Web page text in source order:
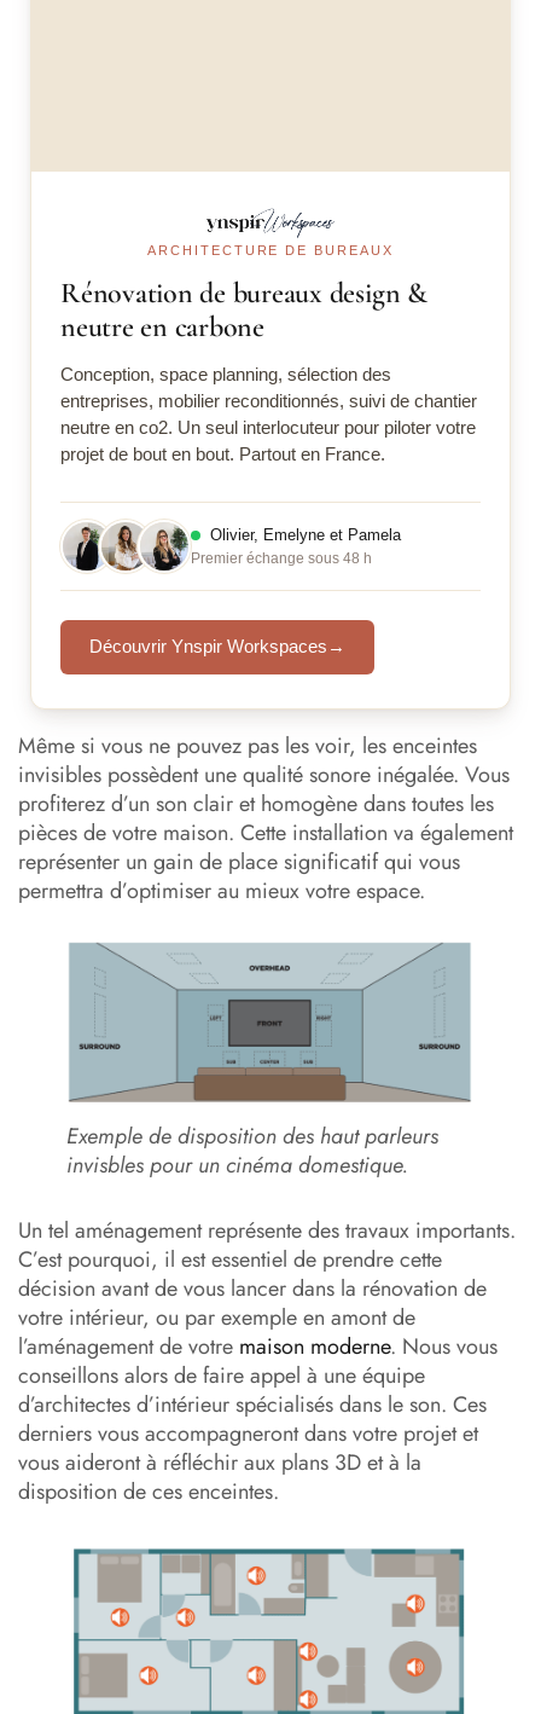
ARCHITECTURE DE BUREAUX
Rénovation de bureaux design &
neutre en carbone
Conception, space planning, sélection des
entreprises, mobilier reconditionnés, suivi de chantier
neutre en co2. Un seul interlocuteur pour piloter votre
projet de bout en bout. Partout en France.
Olivier, Emelyne et Pamela
Premier échange sous 48 h
Découvrir Ynspir Workspaces →
Même si vous ne pouvez pas les voir, les enceintes
invisibles possèdent une qualité sonore inégalée. Vous
profiterez d’un son clair et homogène dans toutes les
pièces de votre maison. Cette installation va également
représenter un gain de place significatif qui vous
permettra d’optimiser au mieux votre espace.
Exemple de disposition des haut parleurs
invisbles pour un cinéma domestique.
Un tel aménagement représente des travaux importants.
C’est pourquoi, il est essentiel de prendre cette
décision avant de vous lancer dans la rénovation de
votre intérieur, ou par exemple en amont de
l’aménagement de votre maison moderne. Nous vous
conseillons alors de faire appel à une équipe
d’architectes d’intérieur spécialisés dans le son. Ces
derniers vous accompagneront dans votre projet et
vous aideront à réfléchir aux plans 3D et à la
disposition de ces enceintes.